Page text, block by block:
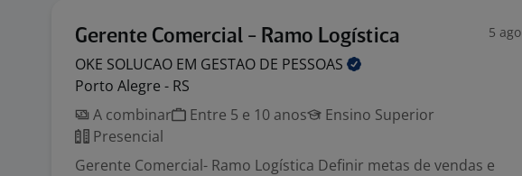
Gerente Comercial - Ramo Logística 5 ago
OKE SOLUCAO EM GESTAO DE PESSOAS
Porto Alegre - RS
A combinar
Entre 5 e 10 anos
Ensino Superior
Presencial
Gerente Comercial- Ramo Logística Definir metas de vendas e